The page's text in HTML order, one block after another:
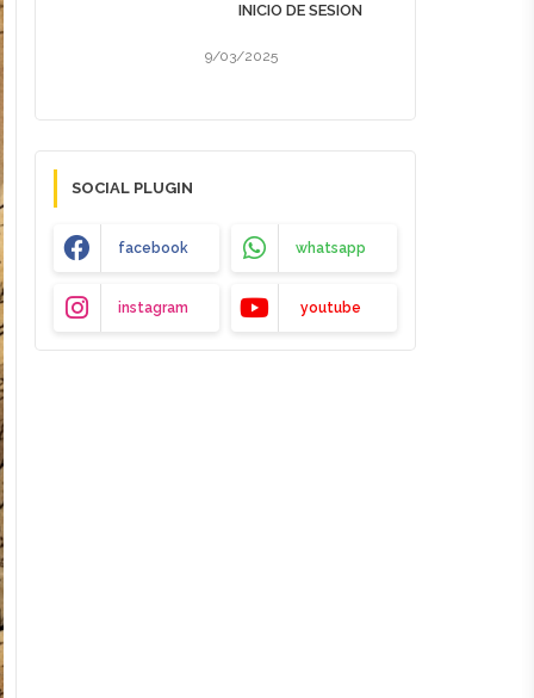
INICIO DE SESION
9/03/2025
SOCIAL PLUGIN
facebook whatsapp
instagram youtube